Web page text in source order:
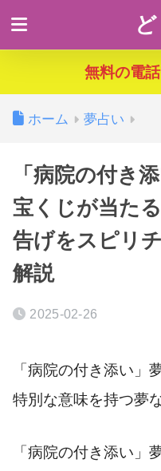
無料の電
ホーム 夢占い
「病院の付き
宝くじが当た
告げをスピリ
解説
2025-02-26
「病院の付き添い」
特別な意味を持つ夢
「病院の付き添い」